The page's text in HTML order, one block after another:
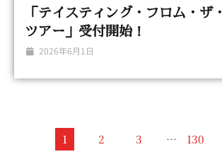
「テイスティング・フロム・ザ
ツアー」受付開始！
2026年6月1日
1 2 3 … 130